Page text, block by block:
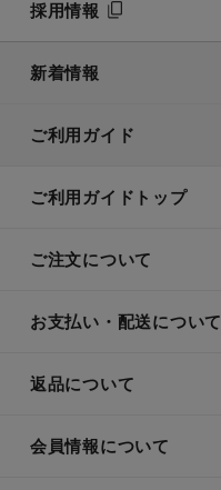
採用情報
新着情報
ご利用ガイド
ご利用ガイドトップ
ご注文について
お支払い・配送について
返品について
会員情報について